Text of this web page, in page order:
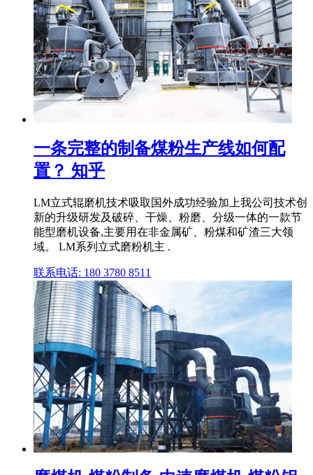
一条完整的制备煤粉生产线如何配
置？ 知乎
LM立式辊磨机技术吸取国外成功经验加上我公司技术创
新的升级研发及破碎、干燥、粉磨、分级一体的一款节
能型磨机设备,主要用在非金属矿、粉煤和矿渣三大领
域。 LM系列立式磨粉机主 .
联系电话: 180 3780 8511